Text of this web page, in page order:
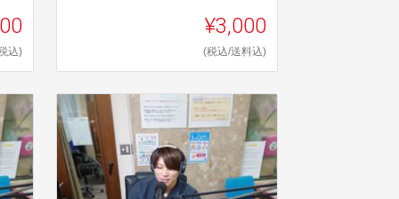
込)
¥3,000
(税込/送料込)